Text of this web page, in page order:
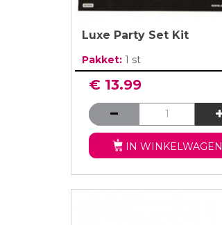
Luxe Party Set Kit
Pakket: 1 st
€ 13.99
IN WINKELWAGEN